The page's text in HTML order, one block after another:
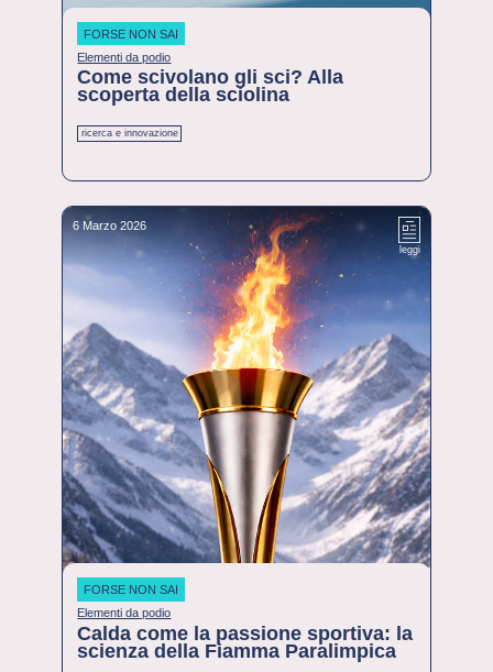
FORSE NON SAI
Elementi da podio
Come scivolano gli sci? Alla
scoperta della sciolina
ricerca e innovazione
6 Marzo 2026
leggi
FORSE NON SAI
Elementi da podio
Calda come la passione sportiva: la
scienza della Fiamma Paralimpica